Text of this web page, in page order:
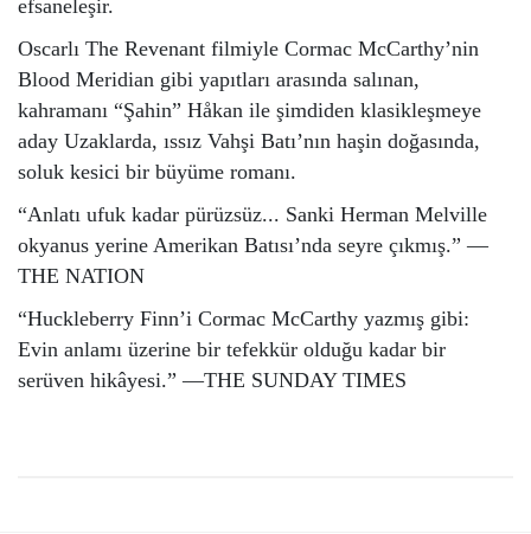
efsaneleşir.
Oscarlı The Revenant filmiyle Cormac McCarthy’nin
Blood Meridian gibi yapıtları arasında salınan,
kahramanı “Şahin” Håkan ile şimdiden klasikleşmeye
aday Uzaklarda, ıssız Vahşi Batı’nın haşin doğasında,
soluk kesici bir büyüme romanı.
“Anlatı ufuk kadar pürüzsüz... Sanki Herman Melville
okyanus yerine Amerikan Batısı’nda seyre çıkmış.” —
THE NATION
“Huckleberry Finn’i Cormac McCarthy yazmış gibi:
Evin anlamı üzerine bir tefekkür olduğu kadar bir
serüven hikâyesi.” —THE SUNDAY TIMES